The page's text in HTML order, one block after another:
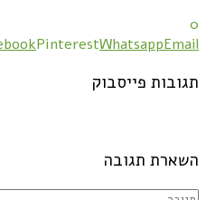
0
PinterestWhatsappEmail
תגובות פייסבוק
השארת תגובה